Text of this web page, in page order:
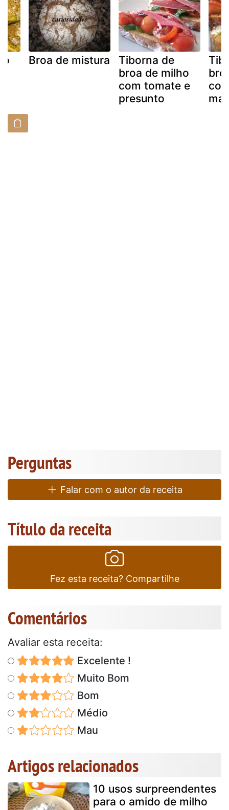
Broa de mistura
Tiborna de
broa de milho
com tomate e
presunto
Perguntas
Falar com o autor da receita
Título da receita
Fez esta receita? Compartilhe
Comentários
Avaliar esta receita:
Excelente !
Muito Bom
Bom
Médio
Mau
Artigos relacionados
10 usos surpreendentes
para o amido de milho